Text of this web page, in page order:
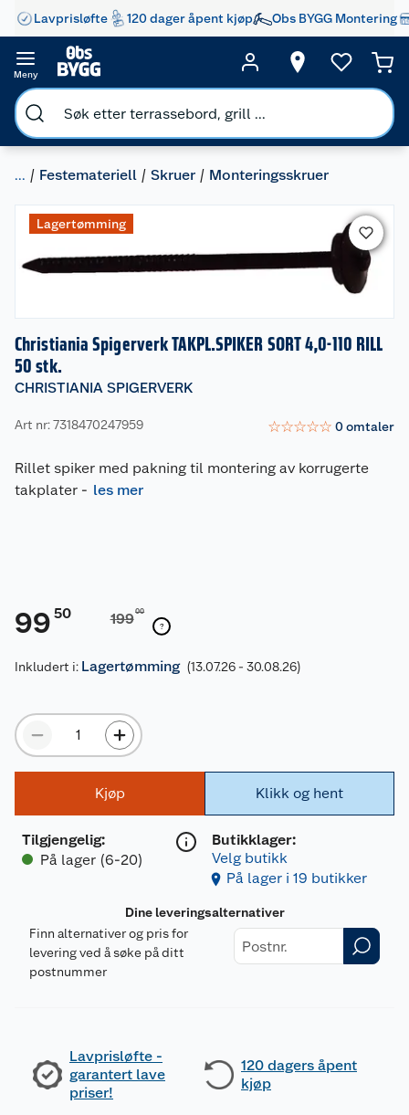
Lavprisløfte 120 dager åpent kjøp Obs BYGG Montering
Meny
... Festemateriell Skruer Monteringsskruer
Lagertømming
Christiania Spigerverk TAKPL.SPIKER SORT 4,0-110 RILL
50 stk.
CHRISTIANIA SPIGERVERK
Art nr: 7318470247959 ☆☆☆☆☆ 0omtaler
Rillet spiker med pakning til montering av korrugerte
takplater - les mer
99 50 19900
Inkludert i: Lagertømming (13.07.26 - 30.08.26)
Kjøp
Tilgjengelig:
På lager (6-20)
Klikk og hent
Butikklager:
Velg butikk
På lager i 19 butikker
Dine leveringsalternativer
Finn alternativer og pris for
levering ved å søke på ditt
postnummer
Lavprisløfte -
garantert lave
priser!
120 dagers åpent
kjøp